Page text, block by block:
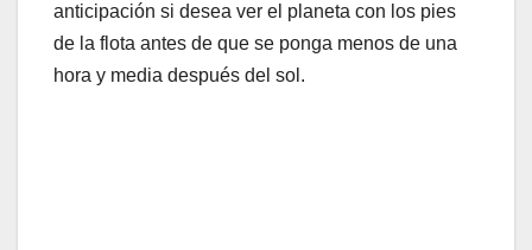
anticipación si desea ver el planeta con los pies
de la flota antes de que se ponga menos de una
hora y media después del sol.